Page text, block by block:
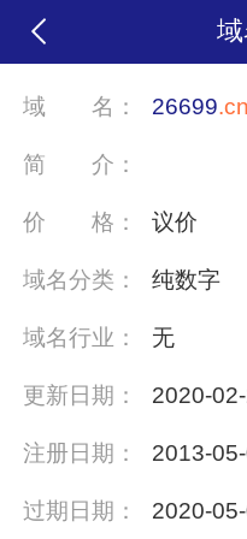
域名： 26699.cn
简 介：
价格： 议价
域名分类： 纯数字
域名行业： 无
更新日期： 2020-
注册日期： 2013-
过期日期： 2020-